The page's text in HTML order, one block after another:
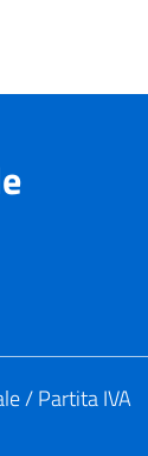
/ Partita IVA